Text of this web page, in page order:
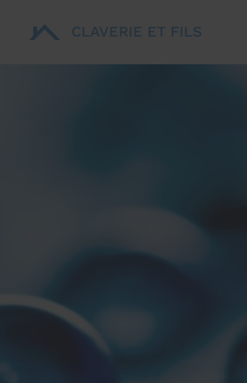
CLAVERIE ET FILS